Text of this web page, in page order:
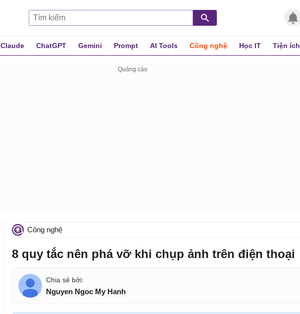
Claude ChatGPT Gemini Prompt AI Tools Công nghệ Học IT Tiện ích
Công nghệ
8 quy tắc nên phá vỡ khi chụp ảnh trên điện thoại
Nguyen Ngoc My Hanh